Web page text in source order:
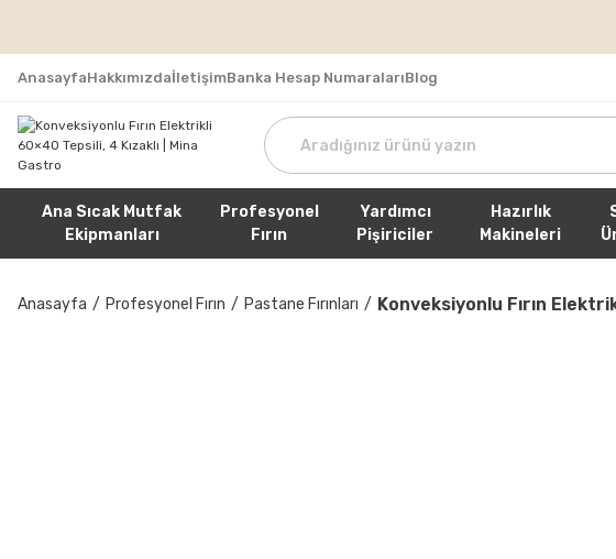
AnasayfaHakkımızdaİletişimBanka Hesap NumaralarıBlog
Ana Sıcak Mutfak
Ekipmanları
Profesyonel
Fırın
Yardımcı
Pişiriciler
Hazırlık
Makineleri
Anasayfa Profesyonel Fırın Pastane Fırınları Konveksiyonlu Fırın